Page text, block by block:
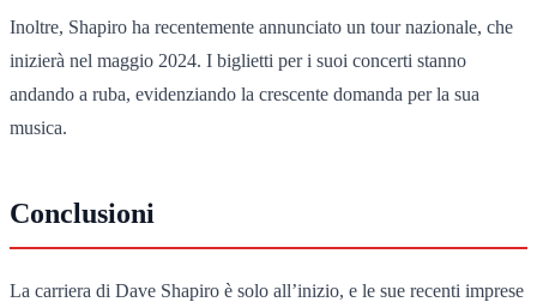
Inoltre, Shapiro ha recentemente annunciato un tour nazionale, che
inizierà nel maggio 2024. I biglietti per i suoi concerti stanno
andando a ruba, evidenziando la crescente domanda per la sua
musica.
Conclusioni
La carriera di Dave Shapiro è solo all’inizio, e le sue recenti imprese